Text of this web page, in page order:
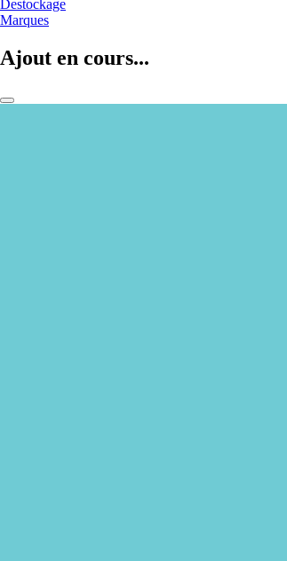
Destockage
Marques
Ajout en cours...